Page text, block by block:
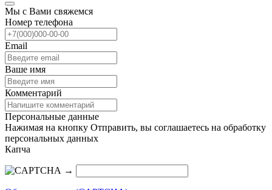
Мы с Вами свяжемся
Номер телефона
Email
Ваше имя
Комментарий
Персональные данные
Нажимая на кнопку Отправить, вы соглашаетесь на обработку
персональных данных
Капча
→